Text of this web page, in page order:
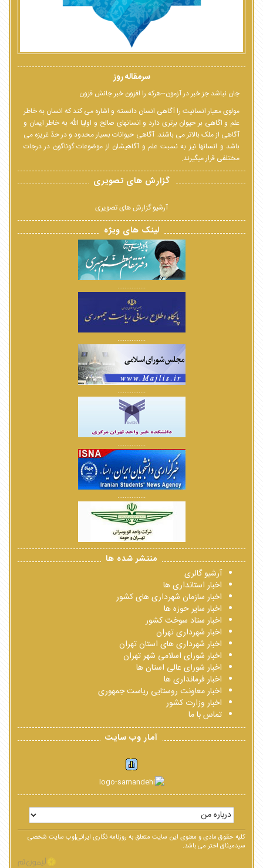
سرمقاله روز
جان نباشد جز خبر در آزمون--هرکه را افزون خبر جانش فزون
مولوی معیار انسانیت را آگاهی انسان دانسته و اشاره می کند که انسان به خاطر
علم و اگاهی بر حیوان برتری دارد و انسانهای صالح و اولیا الله به خاطر ایمان و
آگاهی از ملک بالاتر می باشند. آگاهی حیوانات بسیار محدود و در حدّ غریزه می
باشد و انسانها نیز به نسبت علم و آگاهیشان از موضوعات گوناگون در درجات
مختلفی قرار میگیرند.
گزارش های تصویری
آرشیو گزارش های تصویری
لینک های ویژه
................
................
................
................
................
منتشر شده ها
آرشیو گالری
اخبار استانداری ها
اخبار سازمان شهرداری های کشور
اخبار سایر حوزه ها
اخبار ستاد سوخت کشور
اخبار شهرداری تهران
اخبار شهرداری های استان تهران
اخبار شورای اسلامی شهر تهران
اخبار شورای عالی استان ها
اخبار فرمانداری ها
اخبار معاونت روستایی ریاست جمهوری
اخبار وزارت کشور
تماس با ما
آمار وب سایت
کلیه حقوق مادی و معنوی این سایت متعلق به روزنامه نگاری ایرانی|وب سایت شخصی
سیدمیثاق اختر می باشد.